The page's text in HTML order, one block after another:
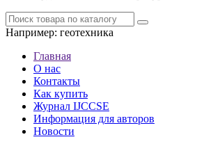
Например: геотехника
Главная
О нас
Контакты
Как купить
Журнал IJCCSE
Информация для авторов
Новости